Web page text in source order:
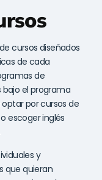
cursos diseñados
de cada
de
bajo el programa
optar por cursos de
escoger inglés
y
que quieran